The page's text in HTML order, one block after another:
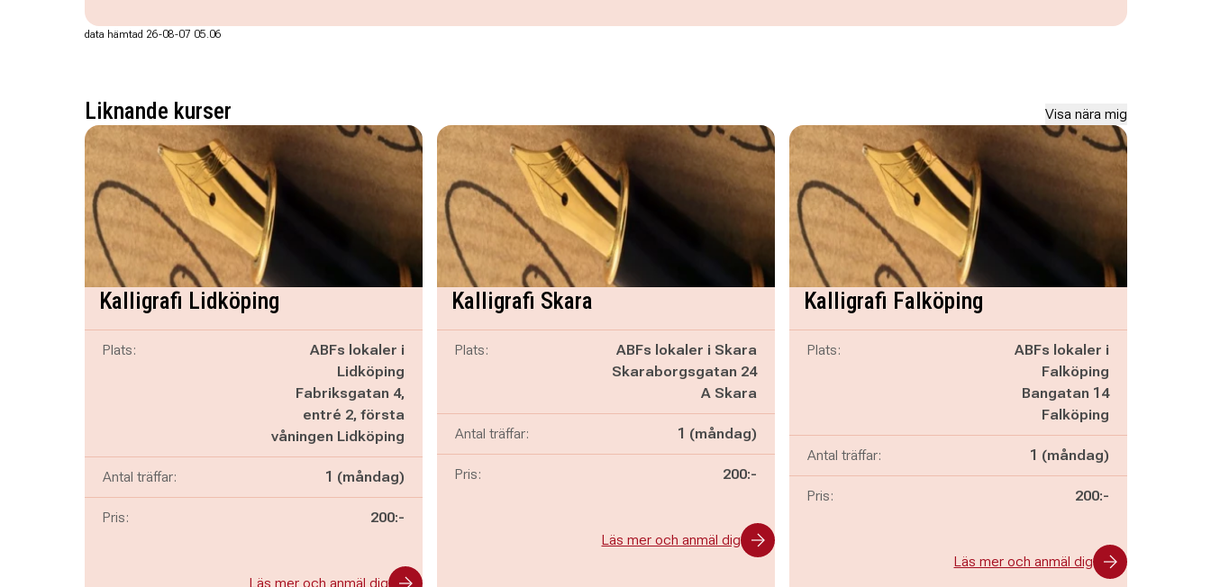
data hämtad 26-08-07 05.06
Liknande kurser Visa nära mig
Kalligrafi Lidköping
Plats:
ABFs lokaler i
Lidköping
Fabriksgatan 4,
entré 2, första
våningen Lidköping
Antal träffar: 1 (måndag)
Pris: 200:-
Läs mer och anmäl dig
Kalligrafi Skara
Plats:
ABFs lokaler i Skara
Skaraborgsgatan 24
A Skara
Antal träffar: 1 (måndag)
Pris: 200:-
Läs mer och anmäl dig
Kalligrafi Falköping
Plats:
ABFs lokaler i
Falköping
Bangatan 14
Falköping
Antal träffar: 1 (måndag)
Pris: 200:-
Läs mer och anmäl dig